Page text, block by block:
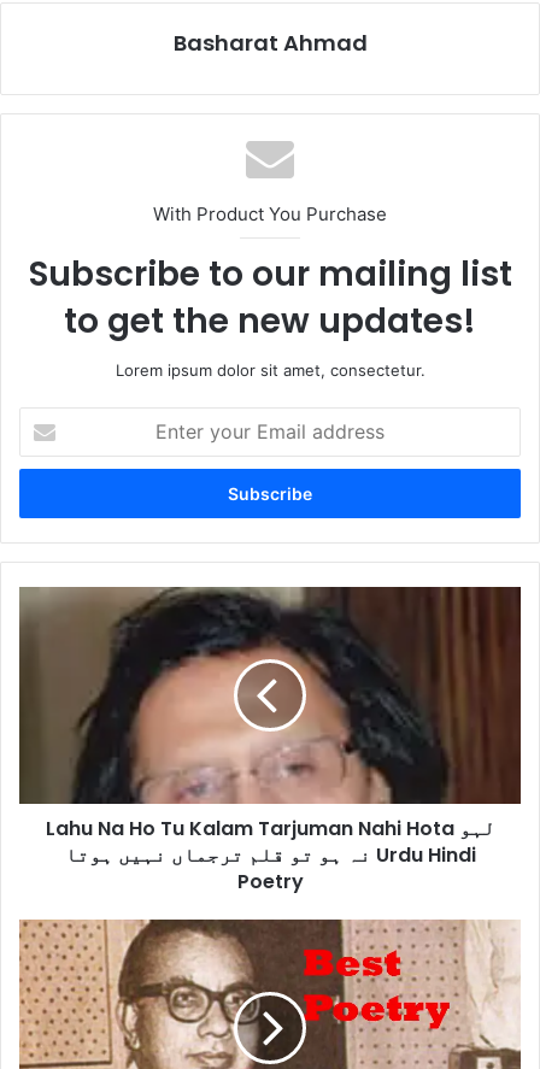
Basharat Ahmad
With Product You Purchase
Subscribe to our mailing list
to get the new updates!
Lorem ipsum dolor sit amet, consectetur.
your
Email
Tarjuman
لہو
ترجماں
نہیں
ہوتا
Urdu
Hindi
Poetry
Lahu Na Ho Tu Kalam Tarjuman Nahi Hota لہو
نہ ہو تو قلم ترجماں نہیں ہوتا Urdu Hindi
Poetry
Log
Hilale
Sham
Se
Bahr
Kar